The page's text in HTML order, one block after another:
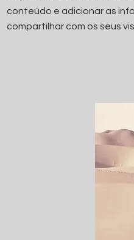
conteúdo e adicionar as
compartilhar com os seus